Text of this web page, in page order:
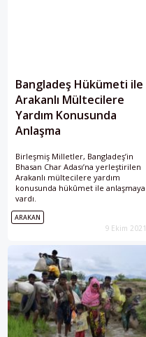
Bangladeş Hükümeti ile
Arakanlı Mültecilere
Yardım Konusunda
Anlaşma
Birleşmiş Milletler, Bangladeş’in
Bhasan Char Adası’na yerleştirilen
Arakanlı mültecilere yardım
konusunda hükûmet ile anlaşmaya
vardı.
ARAKAN
9 Ekim 2021